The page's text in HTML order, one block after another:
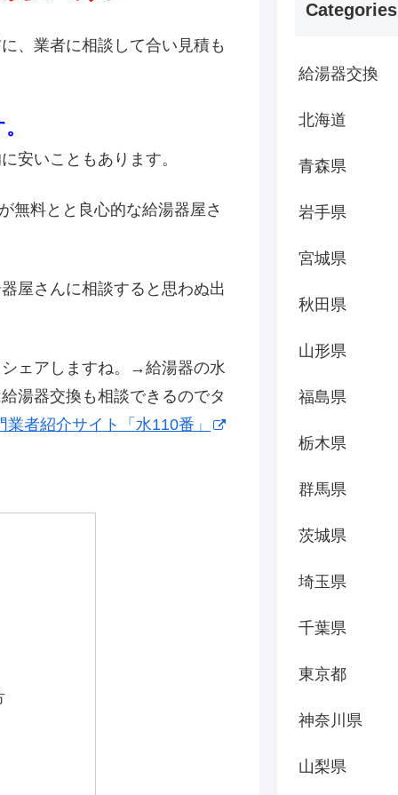
、業者に相談して合い見積も
安いこともあります。
無料とと良心的な給湯器屋さ
屋さんに相談すると思わぬ出
ェアしますね。→給湯器の水
湯器交換も相談できるのでタ
者紹介サイト「水110番」
Categories
給湯器交換
北海道
青森県
岩手県
宮城県
秋田県
山形県
福島県
栃木県
群馬県
茨城県
埼玉県
千葉県
東京都
神奈川県
山梨県